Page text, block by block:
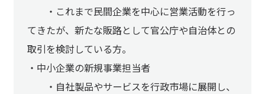
・これまで民間企業を中心に営業活動を行っ
てきたが、新たな販路として官公庁や自治体との
取引を検討している方。
・中小企業の新規事業担当者
・自社製品やサービスを行政市場に展開し、